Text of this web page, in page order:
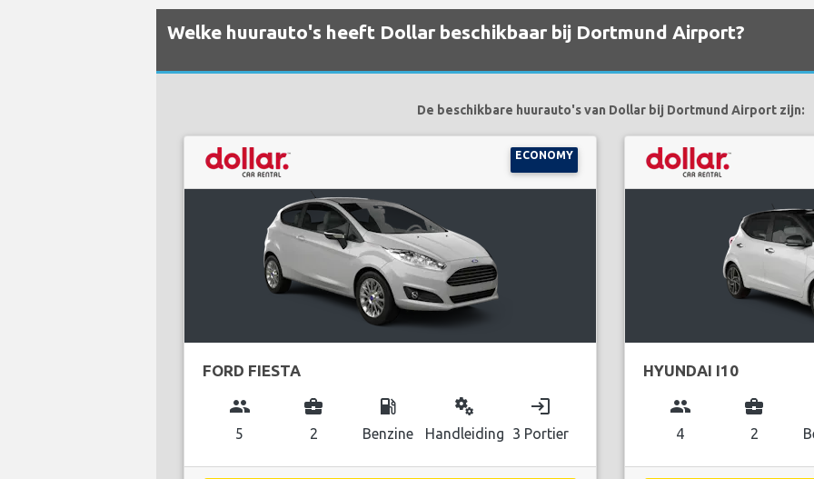
Welke huurauto's heeft Dollar beschikbaar bij Dortmund Airport?
De beschikbare huurauto's van Dollar bij Dortmund Airport zijn:
ECONOMY
FORD FIESTA
group
5
business_center
2
local_gas_station
Benzine
miscellaneous_services
Handleiding
login
3 Portier
HYUNDAI I10
group
4
business_center
2